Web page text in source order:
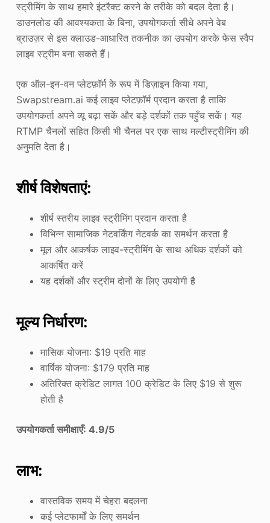
स्ट्रीमिंग के साथ हमारे इंटरैक्ट करने के तरीके को बदल देता है।
डाउनलोड की आवश्यकता के बिना, उपयोगकर्ता सीधे अपने वेब
ब्राउज़र से इस क्लाउड-आधारित तकनीक का उपयोग करके फेस स्वैप
लाइव स्ट्रीम बना सकते हैं।
एक ऑल-इन-वन प्लेटफ़ॉर्म के रूप में डिज़ाइन किया गया,
Swapstream.ai कई लाइव प्लेटफ़ॉर्म प्रदान करता है ताकि
उपयोगकर्ता अपने व्यू बढ़ा सकें और बड़े दर्शकों तक पहुँच सकें। यह
RTMP चैनलों सहित किसी भी चैनल पर एक साथ मल्टीस्ट्रीमिंग की
अनुमति देता है।
शीर्ष विशेषताएं:
शीर्ष स्तरीय लाइव स्ट्रीमिंग प्रदान करता है
विभिन्न सामाजिक नेटवर्किंग नेटवर्क का समर्थन करता है
मूल और आकर्षक लाइव-स्ट्रीमिंग के साथ अधिक दर्शकों को
आकर्षित करें
यह दर्शकों और स्ट्रीम दोनों के लिए उपयोगी है
मूल्य निर्धारण:
मासिक योजना: $19 प्रति माह
वार्षिक योजना: $179 प्रति माह
अतिरिक्त क्रेडिट लागत 100 क्रेडिट के लिए $19 से शुरू
होती है
उपयोगकर्ता समीक्षाएँ: 4.9/5
लाभ:
वास्तविक समय में चेहरा बदलना
कई प्लेटफार्मों के लिए समर्थन